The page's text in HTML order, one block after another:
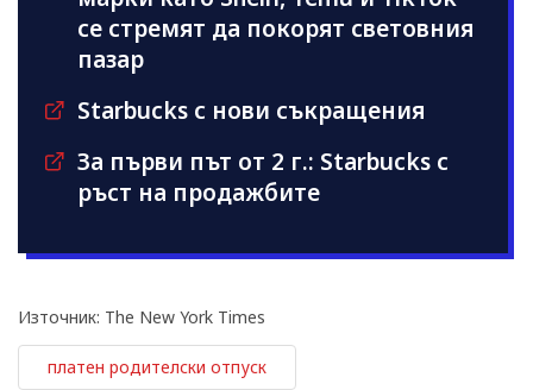
се стремят да покорят световния
пазар
Starbucks с нови съкращения
За първи път от 2 г.: Starbucks с
ръст на продажбите
Източник: The New York Times
платен родителски отпуск